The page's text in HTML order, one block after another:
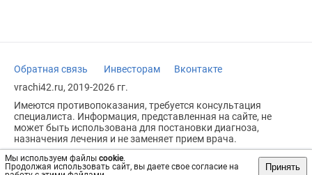
Мы используем файлы cookie.
Продолжая использовать сайт, вы даете свое согласие на
Принять
Обратная связь Инвесторам
Вконтакте
vrachi42.ru, 2019-2026 гг.
Имеются противопоказания, требуется консультация
специалиста. Информация, представленная на сайте, не
может быть использована для постановки диагноза,
назначения лечения и не заменяет прием врача.
Возрастное ограничение: 18+